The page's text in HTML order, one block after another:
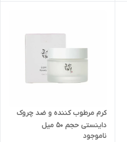
کرم مرطوب کننده و ضد چروک
داینستی حجم 50 میل
ناموجود